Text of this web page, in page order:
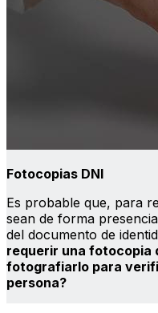
Fotocopias DNI
Es probable que, para
sean de forma
del documento de
requerir una fotocopia
fotografiarlo para
persona?